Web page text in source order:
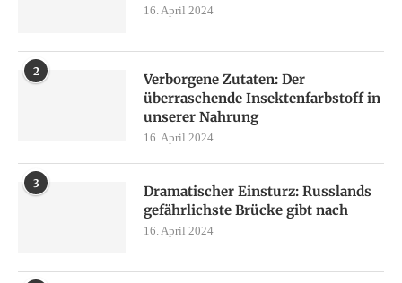
16. April 2024
2
Verborgene Zutaten: Der
überraschende Insektenfarbstoff in
unserer Nahrung
16. April 2024
3
Dramatischer Einsturz: Russlands
gefährlichste Brücke gibt nach
16. April 2024